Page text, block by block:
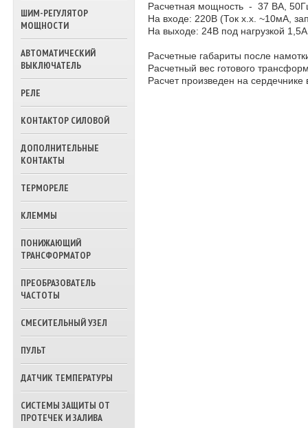
ПРИВОДА
ТРЕХХОДОВЫХ
ТРЕХХОДОВЫЕ
КЛАПАНА ВОДЫ
ШИМ-РЕГУЛЯТОР
МОЩНОСТИ
АВТОМАТИЧЕСКИЙ
ВЫКЛЮЧАТЕЛЬ
РЕЛЕ
КОНТАКТОР СИЛОВОЙ
ДОПОЛНИТЕЛЬНЫЕ
КОНТАКТЫ
ТЕРМОРЕЛЕ
КЛЕММЫ
ПОНИЖАЮЩИЙ
ТРАНСФОРМАТОР
ПРЕОБРАЗОВАТЕЛЬ
ЧАСТОТЫ
СМЕСИТЕЛЬНЫЙ УЗЕЛ
ПУЛЬТ
ДАТЧИК ТЕМПЕРАТУРЫ
СИСТЕМЫ ЗАЩИТЫ ОТ
ПРОТЕЧЕК И ЗАЛИВА
Расчетная мощность - 37 ВА,
На входе: 220В (Ток х.х. ~10мА,
На выходе: 24В под нагрузкой
Расчетные габариты после
Расчетный вес готового
Расчет произведен на сердечнике